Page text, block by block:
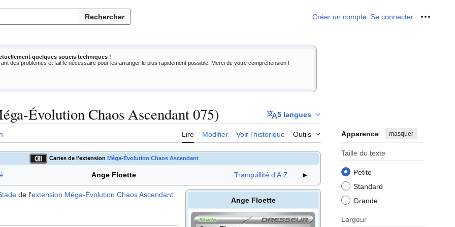
Rechercher Créer un compte Se connecter Outils
quelques soucis techniques !
des problèmes et fait le nécessaire pour les arranger le plus rapidement possible. Merci de votre compréhension !
Évolution Chaos Ascendant 075) 5 langues
Lire Modifier Voir l’historique Outils Apparence masquer
Taille du texte
Petite
Standard
Grande
Largeur
Cartes de l'extension Méga-Évolution Chaos Ascendant
Ange Floette Tranquillité d'A.Z. ►
Ange Floette
de l'extension Méga-Évolution Chaos Ascendant